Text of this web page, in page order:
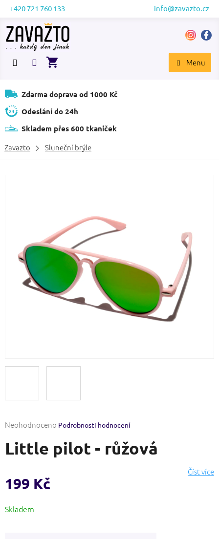
Přejít
obsah
+420 721 760 133 info@zavazto.cz
NÁKUPNÍ
Zdarma doprava od 1000 Kč
Odeslání do 24h
Skladem přes 600 tkaniček
Zavazto Sluneční brýle
Průměrné
produktu
je
5
hvězdiček.
Neohodnoceno Podrobnosti hodnocení
Little pilot - růžová
Číst více
199 Kč
cena:
Skladem